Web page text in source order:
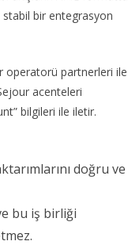
stabil bir entegrasyon
operatorü partnerleri ile
acenteleri
bilgileri ile iletir.
doğru ve
bu iş birliği